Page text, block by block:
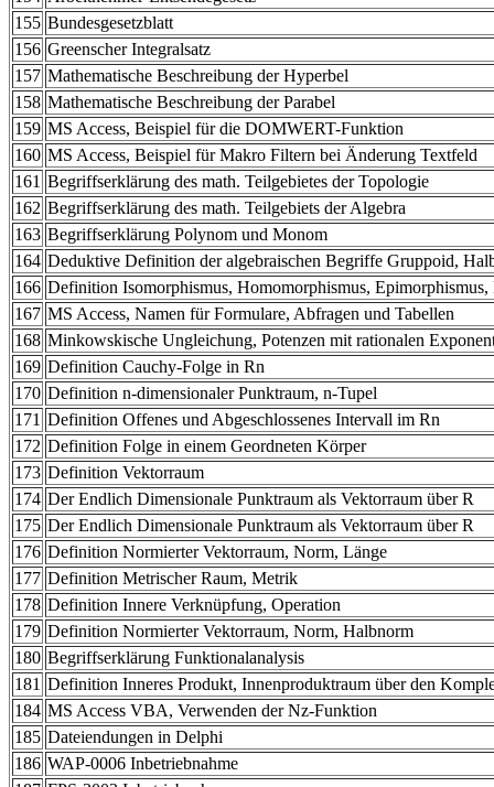
155 Bundesgesetzblatt
156 Greenscher Integralsatz
157 Mathematische Beschreibung der Hyperbel
158 Mathematische Beschreibung der Parabel
159 MS Access, Beispiel für die DOMWERT-Funktion
160 MS Access, Beispiel für Makro Filtern bei Änderung Textfeld
161 Begriffserklärung des math. Teilgebietes der Topologie
162 Begriffserklärung des math. Teilgebiets der Algebra
163 Begriffserklärung Polynom und Monom
164 Deduktive Definition der algebraischen Begriffe Gruppoid,
166 Definition Isomorphismus, Homomorphismus,
167 MS Access, Namen für Formulare, Abfragen und Tabellen
168 Minkowskische Ungleichung, Potenzen mit rationalen
169 Definition Cauchy-Folge in Rn
170 Definition n-dimensionaler Punktraum, n-Tupel
171 Definition Offenes und Abgeschlossenes Intervall im Rn
172 Definition Folge in einem Geordneten Körper
173 Definition Vektorraum
174 Der Endlich Dimensionale Punktraum als Vektorraum über R
175 Der Endlich Dimensionale Punktraum als Vektorraum über R
176 Definition Normierter Vektorraum, Norm, Länge
177 Definition Metrischer Raum, Metrik
178 Definition Innere Verknüpfung, Operation
179 Definition Normierter Vektorraum, Norm, Halbnorm
180 Begriffserklärung Funktionalanalysis
181 Definition Inneres Produkt, Innenproduktraum über den
184 MS Access VBA, Verwenden der Nz-Funktion
185 Dateiendungen in Delphi
186 WAP-0006 Inbetriebnahme